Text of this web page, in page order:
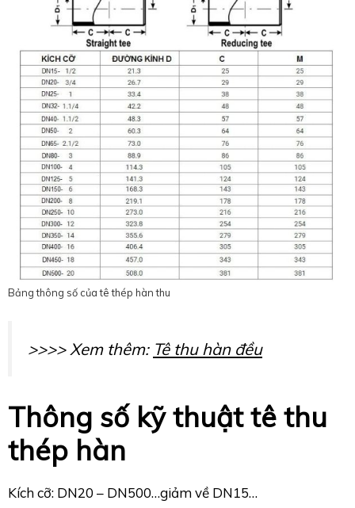
Bảng thông số của tê thép hàn thu
>>>> Xem thêm: Tê thu hàn đều
Thông số kỹ thuật tê thu
thép hàn
Kích cỡ: DN20 – DN500…giảm về DN15…